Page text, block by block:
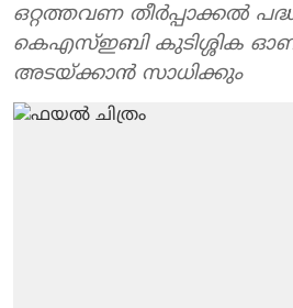
ഒറ്റത്തവണ തീര്‍പ്പാക്കല്‍
കെഎസ്ഇബി കുടിശ്ശിക
അടയ്ക്കാന്‍ സാധിക്കും